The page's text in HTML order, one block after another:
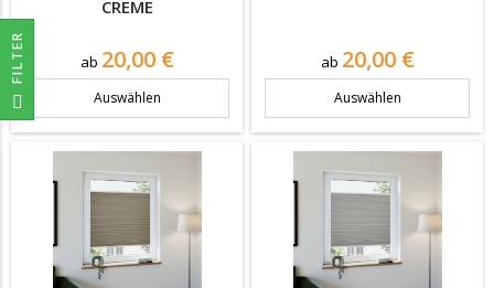
CREME
ab Preis
20,00 €
Auswählen
ab Preis
20,00 €
Auswählen
R